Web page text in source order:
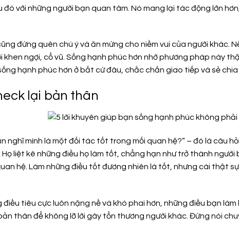
đó với những người bạn quan tâm. Nó mang lại tác động lớn
đừng quên chú ý và ăn mừng cho niềm vui của người khác.
khen ngợi, cổ vũ. Sống hạnh phúc hơn nhờ phương pháp này
hạnh phúc hơn ở bất cứ đâu, chắc chắn giao tiếp và sẻ
lại bản thân
nghĩ mình là một đối tác tốt trong mối quan hệ?” – đó là câu
Họ liệt kê những điều họ làm tốt, chẳng hạn như trở thành
hệ. Làm những điều tốt đương nhiên là tốt, nhưng cái thật
điều tiêu cực luôn nặng nề và khó phai hơn, những điều bạn
thân để không lỡ lời gây tổn thương người khác. Đừng nói